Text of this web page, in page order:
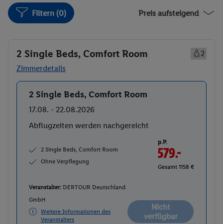
Filtern (0) Preis aufsteigend
2 Single Beds, Comfort Room
2
Zimmerdetails
Buchen
2 Single Beds, Comfort Room
17.08. - 22.08.2026
Abflugzeiten werden nachgereicht
2 Single Beds, Comfort Room
Ohne Verpflegung
p.P.
579.-
Gesamt 1158 €
Veranstalter: DERTOUR Deutschland
GmbH
Weitere Informationen des
Veranstalters
Nicht
verfügbar